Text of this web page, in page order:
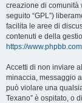
creazione di comunità
seguito “GPL”)
facilita le aree di
contenuti e della
https://www.phpbb.com
Accetti di non inviare
minaccia, messaggio
può violare una
Texano” è ospitato, o